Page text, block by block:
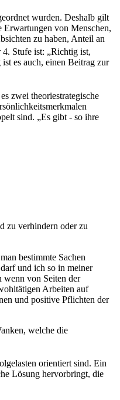
wurden. Deshalb gilt
Erwartungen von Menschen,
zu haben, Anteil an
Stufe ist: „Richtig ist,
es auch, einen Beitrag zur
zwei theoriestrategische
sind. „Es gibt - so ihre
zu verhindern oder zu
bestimmte Sachen
und ich so in meiner
wenn von Seiten der
Arbeiten auf
und positive Pflichten der
welche die
orientiert sind. Ein
Lösung hervorbringt, die